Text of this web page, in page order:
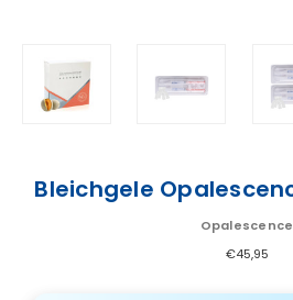
Bleichgele
Opalescence
€45,95